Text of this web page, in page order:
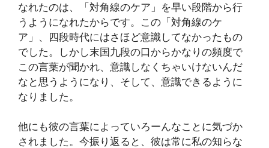
なれたのは、「対角線のケア」を早い段階から行
うようになれたからです。この「対角線のケ
ア」、四段時代にはさほど意識してなかったもの
でした。しかし末国九段の口からかなりの頻度で
この言葉が聞かれ、意識しなくちゃいけないんだ
なと思うようになり、そして、意識できるように
なりました。
他にも彼の言葉によっていろーんなことに気づか
されました。今振り返ると、彼は常に私の知らな